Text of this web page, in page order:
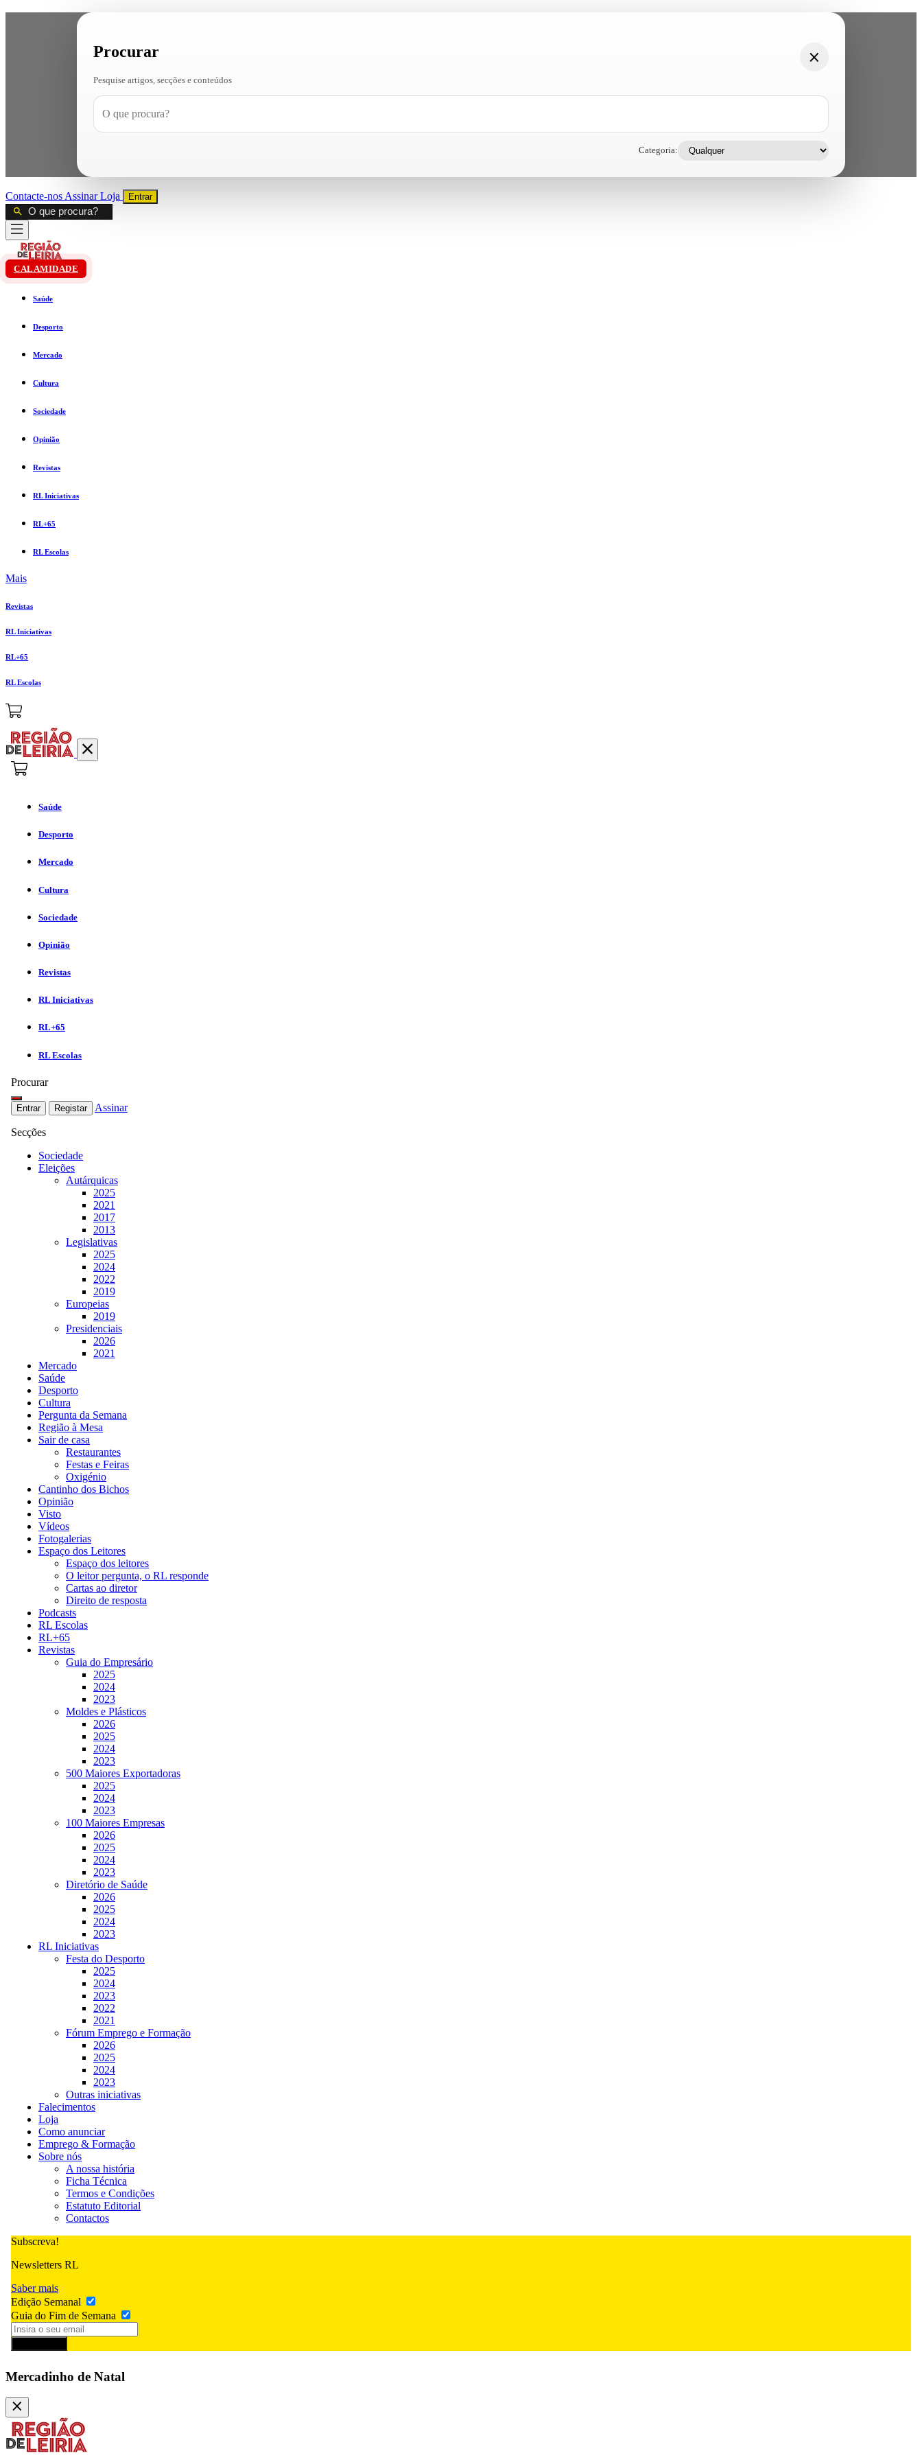
Procurar
Pesquise artigos, secções e conteúdos
Categoria:
Contacte-nos AssinarLoja Entrar
CALAMIDADE
Saúde
Desporto
Mercado
Cultura
Sociedade
Opinião
Revistas
RL Iniciativas
RL+65
RL Escolas
Mais
Revistas
RL Iniciativas
RL+65
RL Escolas
Saúde
Desporto
Mercado
Cultura
Sociedade
Opinião
Revistas
RL Iniciativas
RL+65
RL Escolas
Procurar
Entrar Registar Assinar
Secções
Sociedade
Eleições
Autárquicas
2025
2021
2017
2013
Legislativas
2025
2024
2022
2019
Europeias
2019
Presidenciais
2026
2021
Mercado
Saúde
Desporto
Cultura
Pergunta da Semana
Região à Mesa
Sair de casa
Restaurantes
Festas e Feiras
Oxigénio
Cantinho dos Bichos
Opinião
Visto
Vídeos
Fotogalerias
Espaço dos Leitores
Espaço dos leitores
O leitor pergunta, o RL responde
Cartas ao diretor
Direito de resposta
Podcasts
RL Escolas
RL+65
Revistas
Guia do Empresário
2025
2024
2023
Moldes e Plásticos
2026
2025
2024
2023
500 Maiores Exportadoras
2025
2024
2023
100 Maiores Empresas
2026
2025
2024
2023
Diretório de Saúde
2026
2025
2024
2023
RL Iniciativas
Festa do Desporto
2025
2024
2023
2022
2021
Fórum Emprego e Formação
2026
2025
2024
2023
Outras iniciativas
Falecimentos
Loja
Como anunciar
Emprego & Formação
Sobre nós
A nossa história
Ficha Técnica
Termos e Condições
Estatuto Editorial
Contactos
Subscreva!
Newsletters RL
Saber mais
Edição Semanal
Guia do Fim de Semana
Mercadinho de Natal